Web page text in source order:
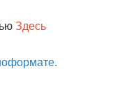
Здесь